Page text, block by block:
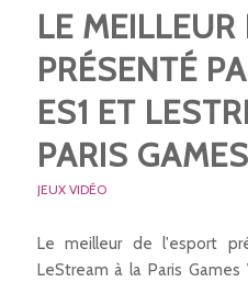
LE MEILLEUR
PRÉSENTÉ
ES1 ET
PARIS
JEUX VIDÉO
Le meilleur de l'esport
LeStream à la Paris